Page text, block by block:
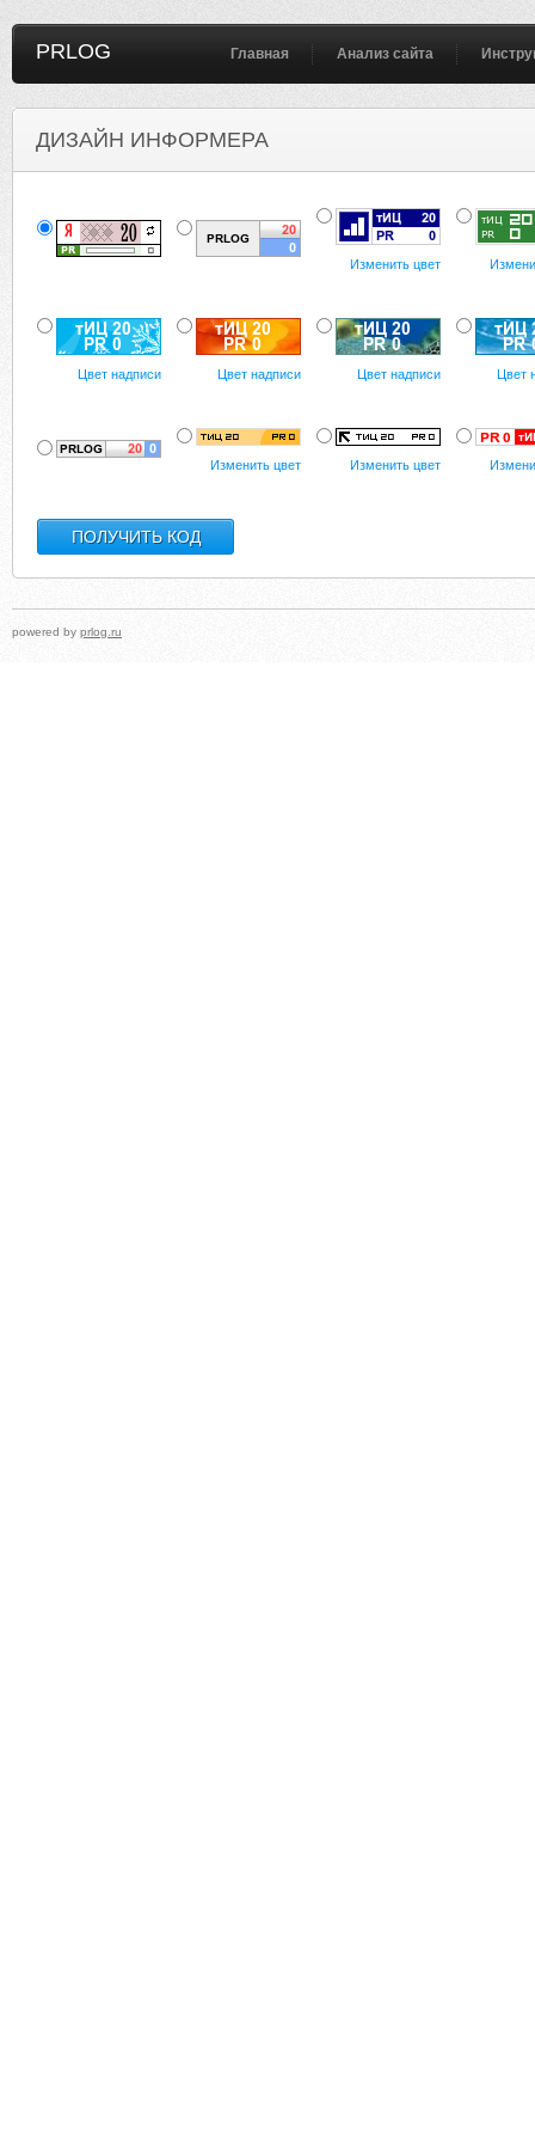
PRLOG Главная Анализ сайта
ДИЗАЙН ИНФОРМЕРА
Изменить цвет
Цвет надписи Цвет надписи Цвет надписи Цвет
Изменить цвет Изменить цвет
powered by prlog.ru